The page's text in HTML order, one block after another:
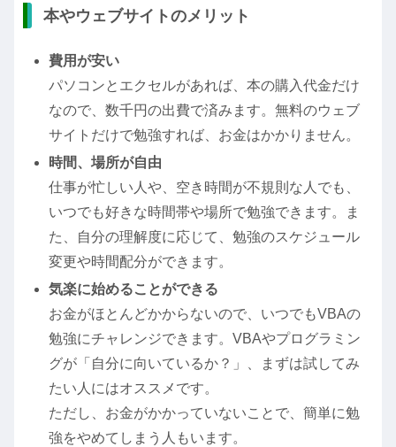
本やウェブサイトのメリット
費用が安い
パソコンとエクセルがあれば、本の購入代金だけ
なので、数千円の出費で済みます。無料のウェブ
サイトだけで勉強すれば、お金はかかりません。
時間、場所が自由
仕事が忙しい人や、空き時間が不規則な人でも、
いつでも好きな時間帯や場所で勉強できます。ま
た、自分の理解度に応じて、勉強のスケジュール
変更や時間配分ができます。
気楽に始めることができる
お金がほとんどかからないので、いつでもVBAの
勉強にチャレンジできます。VBAやプログラミン
グが「自分に向いているか？」、まずは試してみ
たい人にはオススメです。
ただし、お金がかかっていないことで、簡単に勉
強をやめてしまう人もいます。